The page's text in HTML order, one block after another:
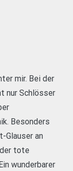
mir. Bei der
nur Schlösser
Besonders
Glauser an
der tote
wunderbarer